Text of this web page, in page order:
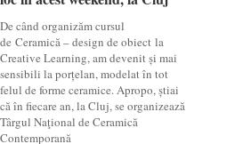
De când organizăm cursul
de Ceramică – design de obiect la
Creative Learning, am devenit și mai
sensibili la porțelan, modelat în tot
felul de forme ceramice. Apropo, știai
că în fiecare an, la Cluj, se organizează
Târgul Naţional de Ceramică
Contemporană